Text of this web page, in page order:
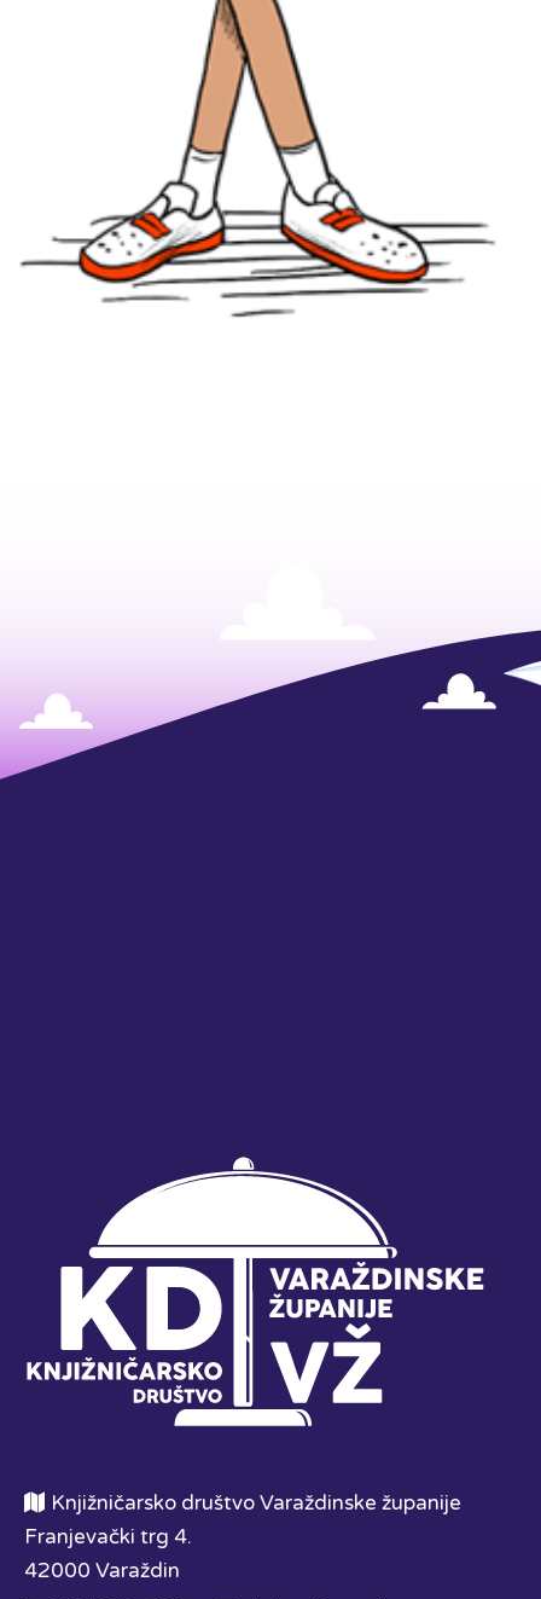
Knjižničarsko društvo Varaždinske županije
Franjevački trg 4.
42000 Varaždin